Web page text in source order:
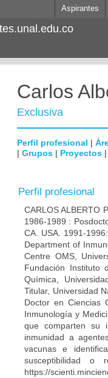
Aspirantes
Carlos
Exclusiva
Perfil profesional |
| Grupos | Proyectos
Perfil profesional
CARLOS ALBERTO
1986-1989 :
CA. USA. 1991-
Department of
Centre OMS,
Fundación Instituto
Química,
Titular, Universidad
Doctor en Ciencias
Inmunología y
que comparten su
inmunidad a
vacunas e
susceptibilidad o
https://